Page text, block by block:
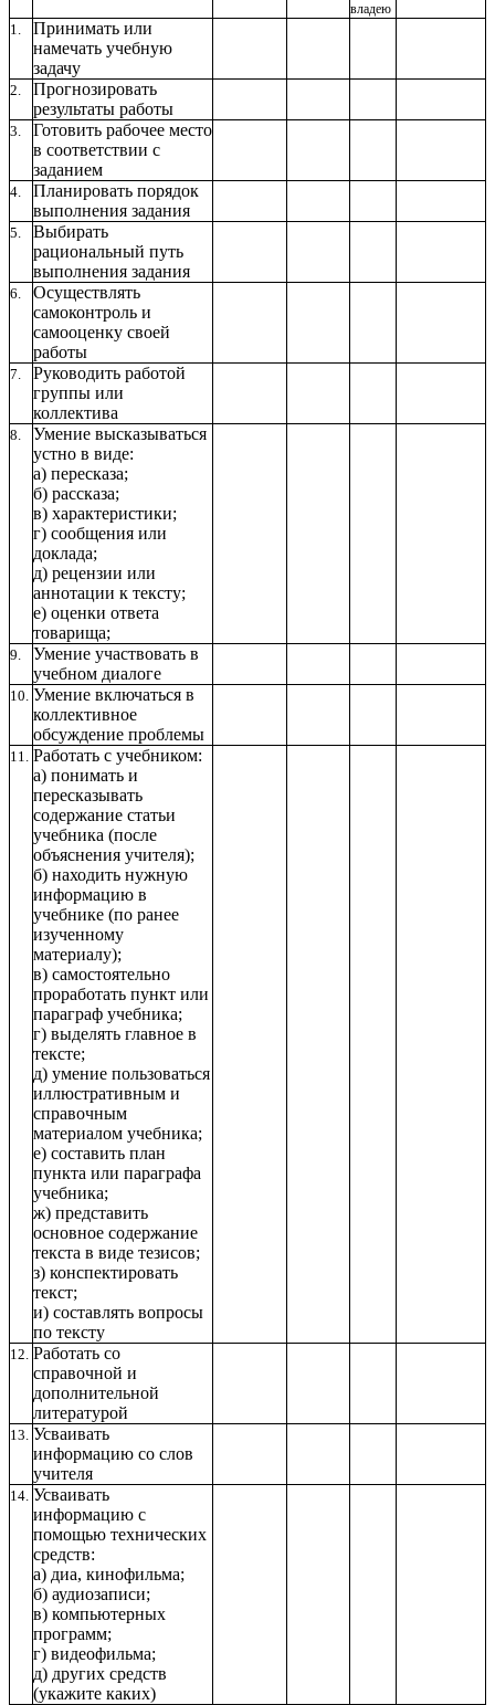
владею
1.
Принимать или
намечать учебную
задачу
2.
Прогнозировать
результаты работы
3.
Готовить рабочее место
в соответствии с
заданием
4.
Планировать порядок
выполнения задания
5.
Выбирать
рациональный путь
выполнения задания
6.
Осуществлять
самоконтроль и
самооценку своей
работы
7.
Руководить работой
группы или
коллектива
8.
Умение высказываться
устно в виде:
а) пересказа;
б) рассказа;
в) характеристики;
г) сообщения или
доклада;
д) рецензии или
аннотации к тексту;
е) оценки ответа
товарища;
9.
Умение участвовать в
учебном диалоге
10. Умение включаться в
коллективное
обсуждение проблемы
11. Работать с учебником:
а) понимать и
пересказывать
содержание статьи
учебника (после
объяснения учителя);
б) находить нужную
информацию в
учебнике (по ранее
изученному
материалу);
в) самостоятельно
проработать пункт или
параграф учебника;
г) выделять главное в
тексте;
д) умение пользоваться
иллюстративным и
справочным
материалом учебника;
е) составить план
пункта или параграфа
учебника;
ж) представить
основное содержание
текста в виде тезисов;
з) конспектировать
текст;
и) составлять вопросы
по тексту
12. Работать со
справочной и
дополнительной
литературой
13. Усваивать
информацию со слов
учителя
14. Усваивать
информацию с
помощью технических
средств:
а) диа, кинофильма;
б) аудиозаписи;
в) компьютерных
программ;
г) видеофильма;
д) других средств
(укажите каких)